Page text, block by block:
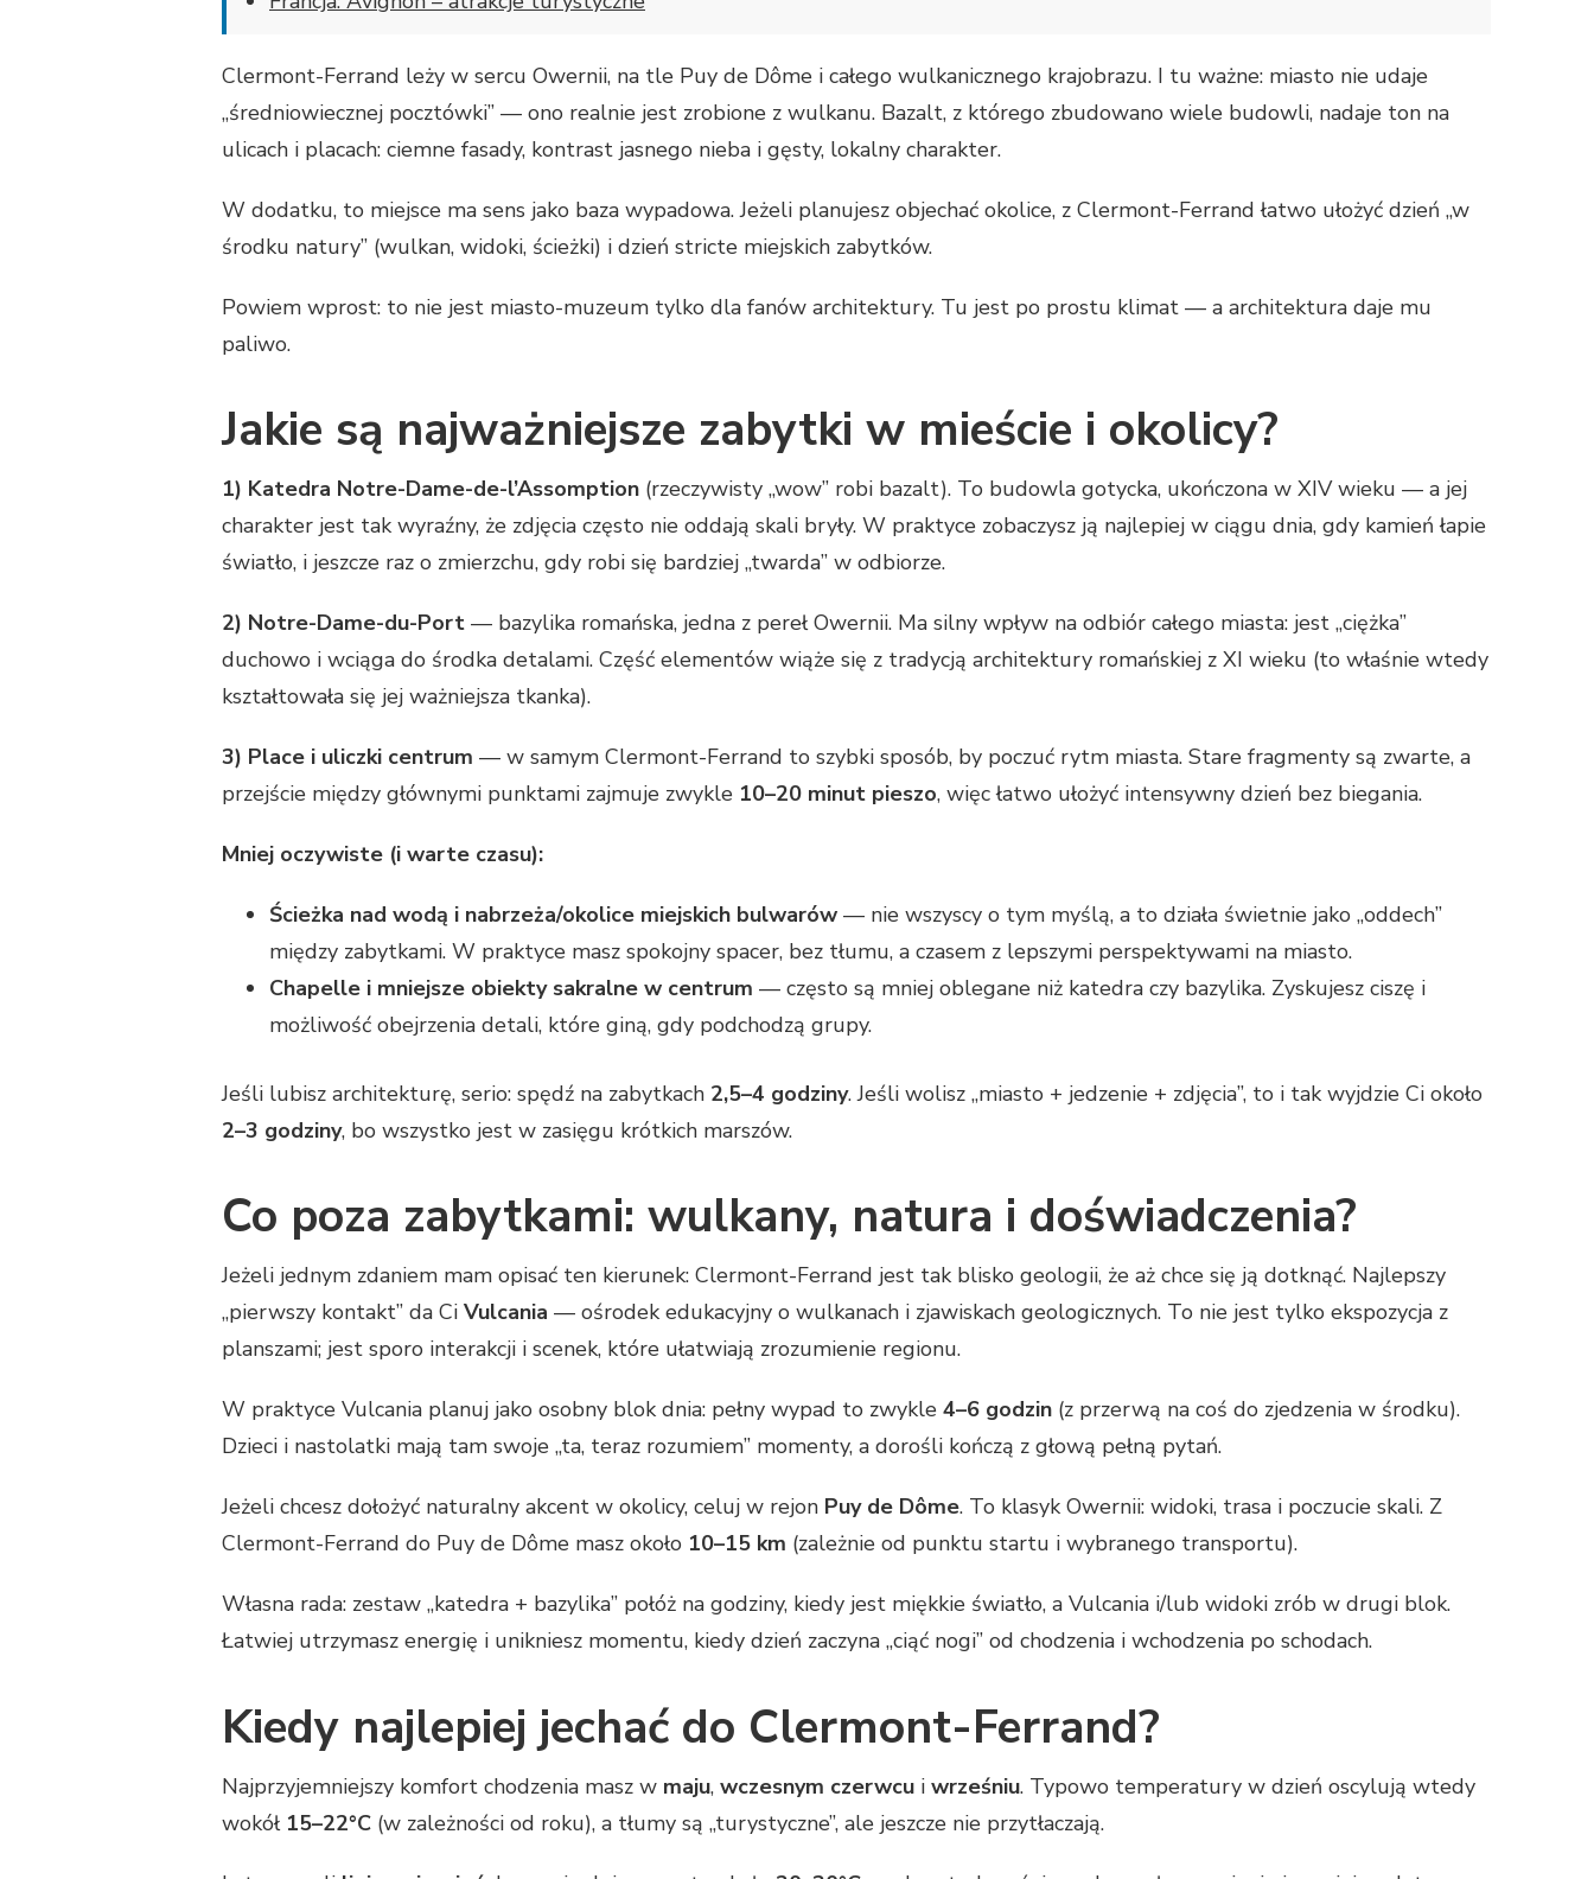
Clermont-Ferrand leży w sercu Owernii, na tle Puy de Dôme i całego wulkanicznego krajobrazu. I tu ważne: miasto nie udaje
„średniowiecznej pocztówki” — ono realnie jest zrobione z wulkanu. Bazalt, z którego zbudowano wiele budowli, nadaje ton na
ulicach i placach: ciemne fasady, kontrast jasnego nieba i gęsty, lokalny charakter.
W dodatku, to miejsce ma sens jako baza wypadowa. Jeżeli planujesz objechać okolice, z Clermont-Ferrand łatwo ułożyć dzień „w
środku natury” (wulkan, widoki, ścieżki) i dzień stricte miejskich zabytków.
Powiem wprost: to nie jest miasto-muzeum tylko dla fanów architektury. Tu jest po prostu klimat — a architektura daje mu
paliwo.
Jakie są najważniejsze zabytki w mieście i okolicy?
1) Katedra Notre-Dame-de-l’Assomption (rzeczywisty „wow” robi bazalt). To budowla gotycka, ukończona w XIV wieku — a jej
charakter jest tak wyraźny, że zdjęcia często nie oddają skali bryły. W praktyce zobaczysz ją najlepiej w ciągu dnia, gdy kamień łapie
światło, i jeszcze raz o zmierzchu, gdy robi się bardziej „twarda” w odbiorze.
2) Notre-Dame-du-Port — bazylika romańska, jedna z pereł Owernii. Ma silny wpływ na odbiór całego miasta: jest „ciężka”
duchowo i wciąga do środka detalami. Część elementów wiąże się z tradycją architektury romańskiej z XI wieku (to właśnie wtedy
kształtowała się jej ważniejsza tkanka).
3) Place i uliczki centrum — w samym Clermont-Ferrand to szybki sposób, by poczuć rytm miasta. Stare fragmenty są zwarte, a
przejście między głównymi punktami zajmuje zwykle 10–20 minut pieszo, więc łatwo ułożyć intensywny dzień bez biegania.
Mniej oczywiste (i warte czasu):
Ścieżka nad wodą i nabrzeża/okolice miejskich bulwarów — nie wszyscy o tym myślą, a to działa świetnie jako „oddech”
między zabytkami. W praktyce masz spokojny spacer, bez tłumu, a czasem z lepszymi perspektywami na miasto.
Chapelle i mniejsze obiekty sakralne w centrum — często są mniej oblegane niż katedra czy bazylika. Zyskujesz ciszę i
możliwość obejrzenia detali, które giną, gdy podchodzą grupy.
Jeśli lubisz architekturę, serio: spędź na zabytkach 2,5–4 godziny. Jeśli wolisz „miasto + jedzenie + zdjęcia”, to i tak wyjdzie Ci około
2–3 godziny, bo wszystko jest w zasięgu krótkich marszów.
Co poza zabytkami: wulkany, natura i doświadczenia?
Jeżeli jednym zdaniem mam opisać ten kierunek: Clermont-Ferrand jest tak blisko geologii, że aż chce się ją dotknąć. Najlepszy
„pierwszy kontakt” da Ci Vulcania — ośrodek edukacyjny o wulkanach i zjawiskach geologicznych. To nie jest tylko ekspozycja z
planszami; jest sporo interakcji i scenek, które ułatwiają zrozumienie regionu.
W praktyce Vulcania planuj jako osobny blok dnia: pełny wypad to zwykle 4–6 godzin (z przerwą na coś do zjedzenia w środku).
Dzieci i nastolatki mają tam swoje „ta, teraz rozumiem” momenty, a dorośli kończą z głową pełną pytań.
Jeżeli chcesz dołożyć naturalny akcent w okolicy, celuj w rejon Puy de Dôme. To klasyk Owernii: widoki, trasa i poczucie skali. Z
Clermont-Ferrand do Puy de Dôme masz około 10–15 km (zależnie od punktu startu i wybranego transportu).
Własna rada: zestaw „katedra + bazylika” połóż na godziny, kiedy jest miękkie światło, a Vulcania i/lub widoki zrób w drugi blok.
Łatwiej utrzymasz energię i unikniesz momentu, kiedy dzień zaczyna „ciąć nogi” od chodzenia i wchodzenia po schodach.
Kiedy najlepiej jechać do Clermont-Ferrand?
Najprzyjemniejszy komfort chodzenia masz w maju, wczesnym czerwcu i wrześniu. Typowo temperatury w dzień oscylują wtedy
wokół 15–22°C (w zależności od roku), a tłumy są „turystyczne”, ale jeszcze nie przytłaczają.